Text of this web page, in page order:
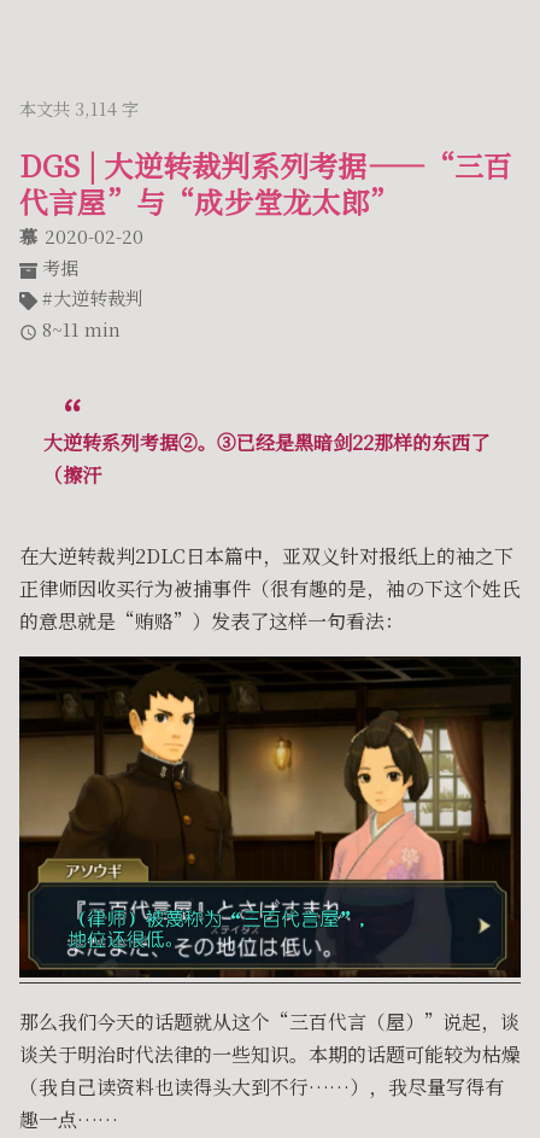
本文共 3,114 字
DGS | 大逆转裁判系列考据——“三百
代言屋”与“成步堂龙太郎”
慕 2020-02-20
考据
大逆转裁判
8~11 min
大逆转系列考据②。③已经是黑暗剑22那样的东西了
（擦汗
在大逆转裁判2DLC日本篇中，亚双义针对报纸上的袖之下
正律师因收买行为被捕事件（很有趣的是，袖の下这个姓氏
的意思就是“贿赂”）发表了这样一句看法：
那么我们今天的话题就从这个“三百代言（屋）”说起，谈
谈关于明治时代法律的一些知识。本期的话题可能较为枯燥
（我自己读资料也读得头大到不行……），我尽量写得有
趣一点……